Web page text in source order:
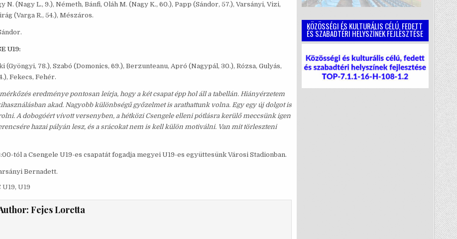
N. (Nagy L., 9.), Németh, Bánfi, Oláh M. (Nagy K., 60.), Papp (Sándor, 57.), Varsányi, Vizi,
(Varga R., 54.), Mészáros.
U19:
(Gyöngyi, 78.), Szabó (Domonics, 69.), Berzunteanu, Apró (Nagypál, 30.), Rózsa, Gulyás,
Fekecs, Fehér.
eredménye pontosan leírja, hogy a két csapat épp hol áll a tabellán. Hiányérzetem
akad. Nagyobb különbségű győzelmet is arathattunk volna. Egy egy új dolgot is
A dobogóért vívott versenyben, a hétközi Csengele elleni pótlásra kerülő meccsünk igen
hazai pályán lesz, és a srácokat nem is kell külön motiválni. Van mit törleszteni
tól a Csengele U19-es csapatát fogadja megyei U19-es együttesünk Városi Stadionban.
Bernadett.
U19, U19
Fejes Loretta
KÖZÖSSÉGI ÉS KULTURÁLIS CÉLÚ, FEDETT
ÉS SZABADTÉRI HELYSZÍNEK FEJLESZTÉSE